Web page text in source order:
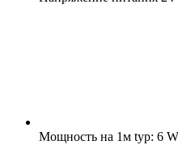
Мощность на 1м typ: 6